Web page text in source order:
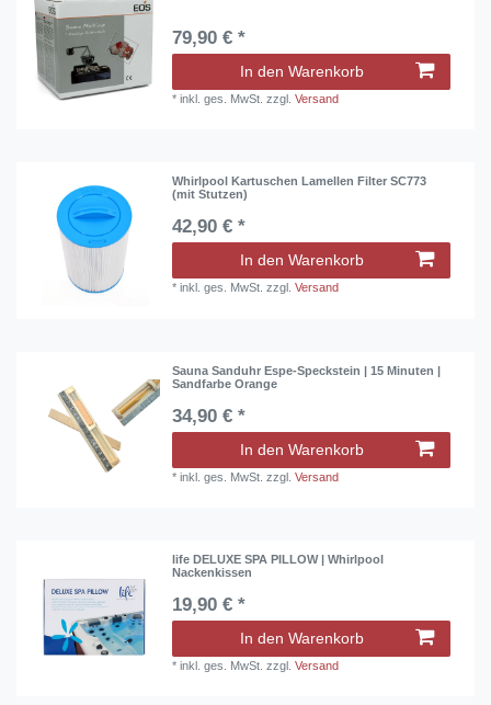
79,90 € *
In den Warenkorb
*inkl. ges. MwSt. zzgl.Versand
Whirlpool Kartuschen Lamellen Filter SC773
(mit Stutzen)
42,90 € *
In den Warenkorb
*inkl. ges. MwSt. zzgl.Versand
Sauna Sanduhr Espe-Speckstein | 15 Minuten |
Sandfarbe Orange
34,90 € *
In den Warenkorb
*inkl. ges. MwSt. zzgl.Versand
life DELUXE SPA PILLOW | Whirlpool
Nackenkissen
19,90 € *
In den Warenkorb
*inkl. ges. MwSt. zzgl.Versand